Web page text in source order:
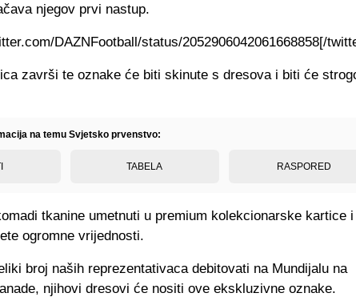
njegov prvi nastup.
DAZNFootball/status/2052906042061668858[/
završi te oznake će biti skinute s dresova i biti će
na temu Svjetsko prvenstvo:
TABELA RASPORED
tkanine umetnuti u premium kolekcionarske kartice i
ogromne vrijednosti.
broj naših reprezentativaca debitovati na Mundijalu na
njihovi dresovi će nositi ove ekskluzivne oznake.